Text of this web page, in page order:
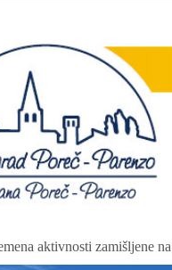
aktivnosti zamišljene